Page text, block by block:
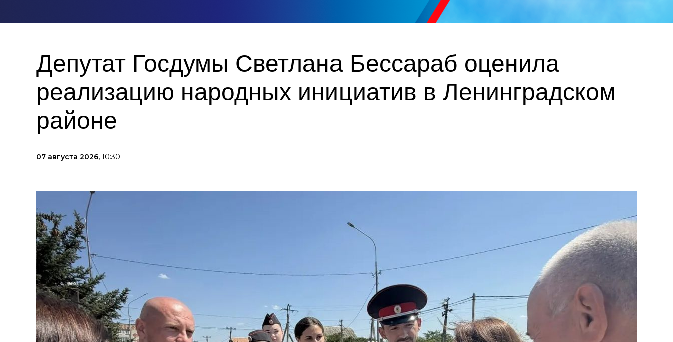
Депутат Госдумы Светлана Бессараб оценила
реализацию народных инициатив в Ленинградском
районе
07 августа 2026, 10:30